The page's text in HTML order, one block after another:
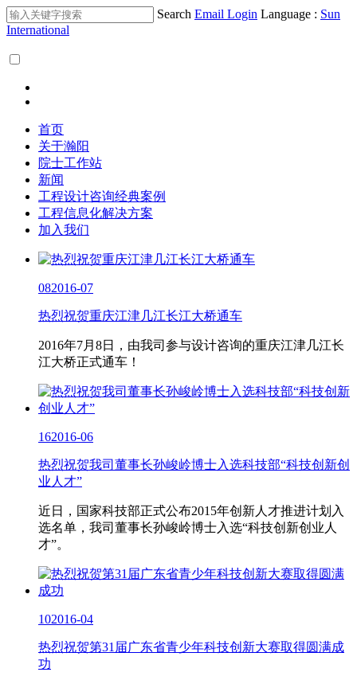
Search Email Login Language : Sun
International
首页
关于瀚阳
院士工作站
新闻
工程设计咨询经典案例
工程信息化解决方案
加入我们
082016-07
热烈祝贺重庆江津几江长江大桥通车
2016年7月8日，由我司参与设计咨询的重庆江津几江长
江大桥正式通车！
162016-06
热烈祝贺我司董事长孙峻岭博士入选科技部“科技创新创
业人才”
近日，国家科技部正式公布2015年创新人才推进计划入
选名单，我司董事长孙峻岭博士入选“科技创新创业人
才”。
102016-04
热烈祝贺第31届广东省青少年科技创新大赛取得圆满成
功